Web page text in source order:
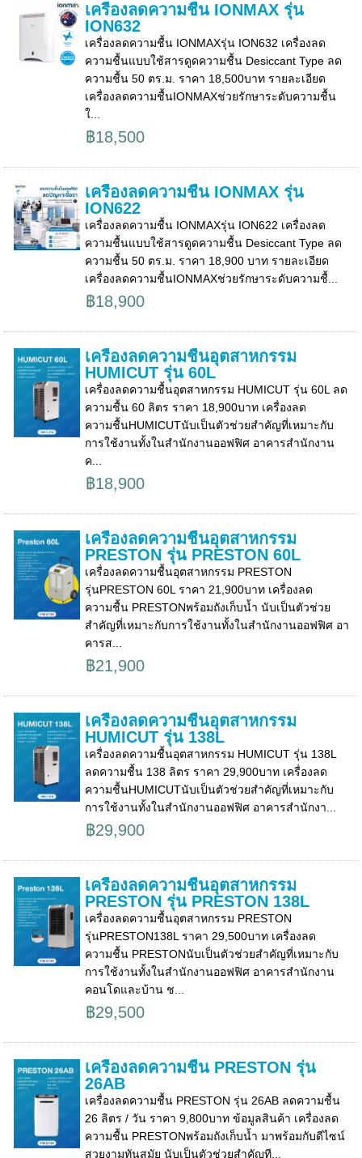
เครื่องลดความชื้น IONMAX รุ่น
ION632
เครื่องลดความชื้น IONMAXรุ่น ION632 เครื่องลด
ความชื้นแบบใช้สารดูดความชื้น Desiccant Type ลด
ความชื้น 50 ตร.ม. ราคา 18,500บาท รายละเอียด
เครื่องลดความชื้นIONMAXช่วยรักษาระดับความชื้น
ใ...
฿18,500
เครื่องลดความชื้น IONMAX รุ่น
ION622
เครื่องลดความชื้น IONMAXรุ่น ION622 เครื่องลด
ความชื้นแบบใช้สารดูดความชื้น Desiccant Type ลด
ความชื้น 50 ตร.ม. ราคา 18,900 บาท รายละเอียด
เครื่องลดความชื้นIONMAXช่วยรักษาระดับความชื้...
฿18,900
เครื่องลดความชื้นอุตสาหกรรม
HUMICUT รุ่น 60L
เครื่องลดความชื้นอุตสาหกรรม HUMICUT รุ่น 60L ลด
ความชื้น 60 ลิตร ราคา 18,900บาท เครื่องลด
ความชื้นHUMICUTนับเป็นตัวช่วยสำคัญที่เหมาะกับ
การใช้งานทั้งในสำนักงานออฟฟิศ อาคารสำนักงาน
ค...
฿18,900
เครื่องลดความชื้นอุตสาหกรรม
PRESTON รุ่น PRESTON 60L
เครื่องลดความชื้นอุตสาหกรรม PRESTON
รุ่นPRESTON 60L ราคา 21,900บาท เครื่องลด
ความชื้น PRESTONพร้อมถังเก็บน้ำ นับเป็นตัวช่วย
สำคัญที่เหมาะกับการใช้งานทั้งในสำนักงานออฟฟิศ อา
คารส...
฿21,900
เครื่องลดความชื้นอุตสาหกรรม
HUMICUT รุ่น 138L
เครื่องลดความชื้นอุตสาหกรรม HUMICUT รุ่น 138L
ลดความชื้น 138 ลิตร ราคา 29,900บาท เครื่องลด
ความชื้นHUMICUTนับเป็นตัวช่วยสำคัญที่เหมาะกับ
การใช้งานทั้งในสำนักงานออฟฟิศ อาคารสำนักงา...
฿29,900
เครื่องลดความชื้นอุตสาหกรรม
PRESTON รุ่น PRESTON 138L
เครื่องลดความชื้นอุตสาหกรรม PRESTON
รุ่นPRESTON138L ราคา 29,500บาท เครื่องลด
ความชื้น PRESTONนับเป็นตัวช่วยสำคัญที่เหมาะกับ
การใช้งานทั้งในสำนักงานออฟฟิศ อาคารสำนักงาน
คอนโดและบ้าน ช...
฿29,500
เครื่องลดความชื้น PRESTON รุ่น
26AB
เครื่องลดความชื้น PRESTON รุ่น 26AB ลดความชื้น
26 ลิตร / วัน ราคา 9,800บาท ข้อมูลสินค้า เครื่องลด
ความชื้น PRESTONพร้อมถังเก็บน้ำ มาพร้อมกับดีไซน์
สวยงามทันสมัย นับเป็นตัวช่วยสำคัญที...